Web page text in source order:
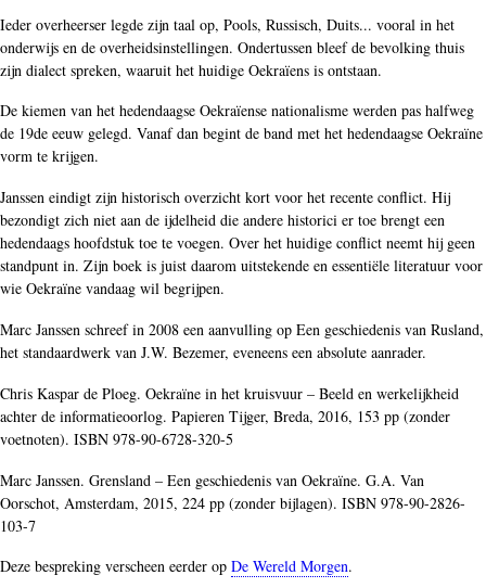
Ieder overheerser legde zijn taal op, Pools, Russisch, Duits... vooral in het
onderwijs en de overheidsinstellingen. Ondertussen bleef de bevolking thuis
zijn dialect spreken, waaruit het huidige Oekraïens is ontstaan.
De kiemen van het hedendaagse Oekraïense nationalisme werden pas halfweg
de 19de eeuw gelegd. Vanaf dan begint de band met het hedendaagse Oekraïne
vorm te krijgen.
Janssen eindigt zijn historisch overzicht kort voor het recente conflict. Hij
bezondigt zich niet aan de ijdelheid die andere historici er toe brengt een
hedendaags hoofdstuk toe te voegen. Over het huidige conflict neemt hij geen
standpunt in. Zijn boek is juist daarom uitstekende en essentiële literatuur voor
wie Oekraïne vandaag wil begrijpen.
Marc Janssen schreef in 2008 een aanvulling op Een geschiedenis van Rusland,
het standaardwerk van J.W. Bezemer, eveneens een absolute aanrader.
Chris Kaspar de Ploeg. Oekraïne in het kruisvuur – Beeld en werkelijkheid
achter de informatieoorlog. Papieren Tijger, Breda, 2016, 153 pp (zonder
voetnoten). ISBN 978-90-6728-320-5
Marc Janssen. Grensland – Een geschiedenis van Oekraïne. G.A. Van
Oorschot, Amsterdam, 2015, 224 pp (zonder bijlagen). ISBN 978-90-2826-
103-7
Deze bespreking verscheen eerder op De Wereld Morgen.